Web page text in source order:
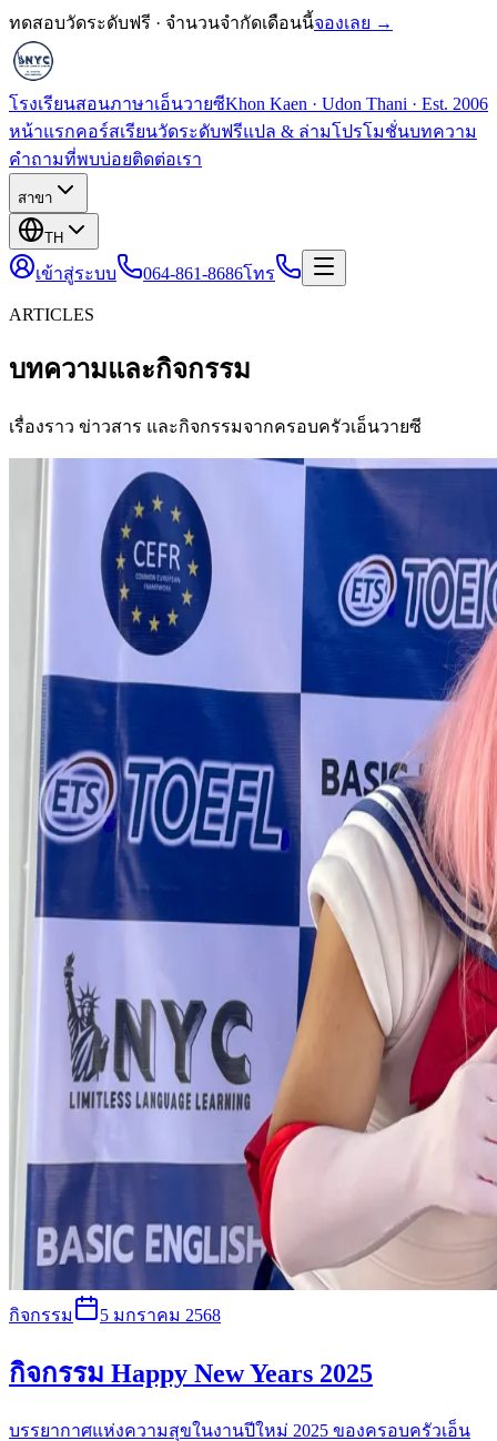
ทดสอบวัดระดับฟรี · จำนวนจำกัดเดือนนี้จองเลย →
โรงเรียนสอนภาษาเอ็นวายซีKhon Kaen · Udon Thani · Est. 2006
หน้าแรกคอร์สเรียนวัดระดับฟรีแปล & ล่ามโปรโมชั่นบทความ
คำถามที่พบบ่อยติดต่อเรา
สาขา
TH
เข้าสู่ระบบ 064-861-8686โทร
ARTICLES
บทความและกิจกรรม
เรื่องราว ข่าวสาร และกิจกรรมจากครอบครัวเอ็นวายซี
กิจกรรม 5 มกราคม 2568
กิจกรรม Happy New Years 2025
บรรยากาศแห่งความสุขในงานปีใหม่ 2025 ของครอบครัวเอ็น